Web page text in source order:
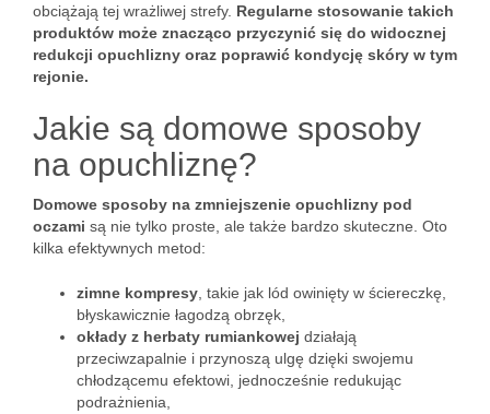
obciążają tej wrażliwej strefy. Regularne stosowanie takich
produktów może znacząco przyczynić się do widocznej
redukcji opuchlizny oraz poprawić kondycję skóry w tym
rejonie.
Jakie są domowe sposoby
na opuchliznę?
Domowe sposoby na zmniejszenie opuchlizny pod
oczami są nie tylko proste, ale także bardzo skuteczne. Oto
kilka efektywnych metod:
zimne kompresy , takie jak lód owinięty w ściereczkę,
błyskawicznie łagodzą obrzęk,
okłady z herbaty rumiankowej działają
przeciwzapalnie i przynoszą ulgę dzięki swojemu
chłodzącemu efektowi, jednocześnie redukując
podrażnienia,